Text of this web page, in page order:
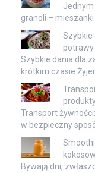
granoli –
Szybkie
Szybkie dania dla
krótkim czasie
Transport
w bezpieczny
Bywają dni,